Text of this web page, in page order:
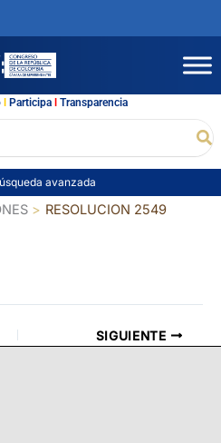
l Participal Transparencia
avanzada
RESOLUCION 2549
SIGUIENTE